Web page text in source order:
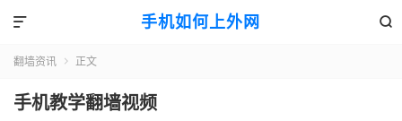
手机如何上外网 

翻墙资讯  正文
手机教学翻墙视频